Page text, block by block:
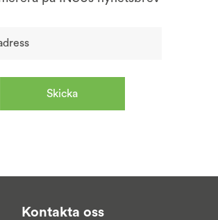
Kontakta oss